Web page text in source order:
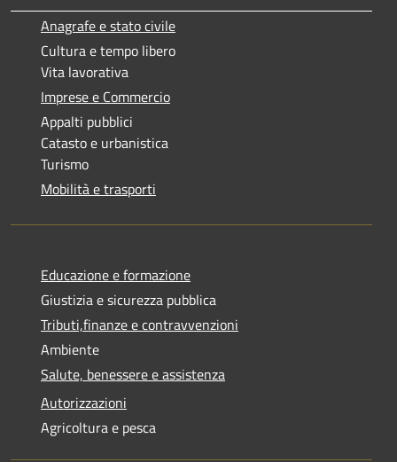
Anagrafe e stato civile
Cultura e tempo libero
Vita lavorativa
Imprese e Commercio
Appalti pubblici
Catasto e urbanistica
Turismo
Mobilità e trasporti
Educazione e formazione
Giustizia e sicurezza pubblica
Tributi,finanze e contravvenzioni
Ambiente
Salute, benessere e assistenza
Autorizzazioni
Agricoltura e pesca